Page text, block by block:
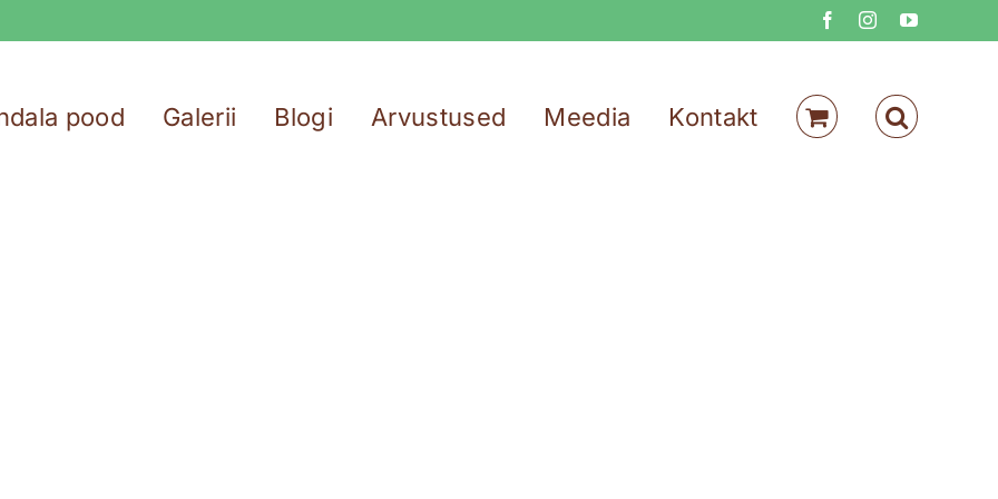
FacebookInstagramYouTube
pood Galerii Blogi Arvustused Meedia Kontakt